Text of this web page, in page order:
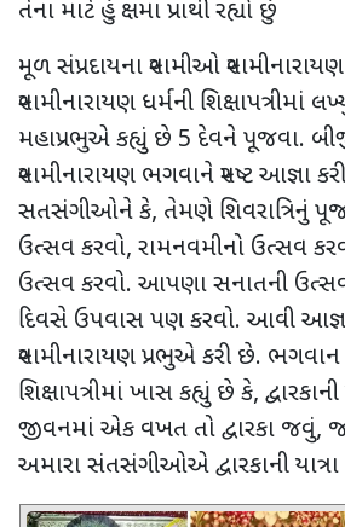
તેના માટે હું ક્ષમા પ્રાર્થી રહ્યો છું
મૂળ સંપ્રદાયના સ્વામીઓ
સ્વામીનારાયણ ધર્મની શિક્ષાપત્રીમાં
મહાપ્રભુએ કહ્યું છે 5 દેવને પૂજવા.
સ્વામીનારાયણ ભગવાને સ્પષ્ટ આજ્ઞા
સતસંગીઓને કે, તેમણે શિવરાત્રિનું
ઉત્સવ કરવો, રામનવમીનો ઉત્સવ
ઉત્સવ કરવો. આપણા સનાતની
દિવસે ઉપવાસ પણ કરવો. આવી
સ્વામીનારાયણ પ્રભુએ કરી છે. ભગવાન
શિક્ષાપત્રીમાં ખાસ કહ્યું છે કે,
જીવનમાં એક વખત તો દ્વારકા જવું,
અમારા સંતસંગીઓએ દ્વારકાની